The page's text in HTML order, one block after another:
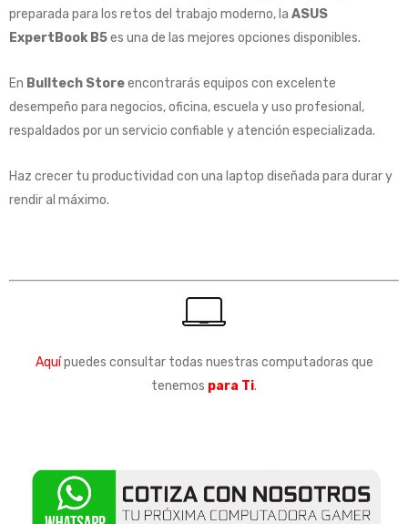
preparada para los retos del trabajo moderno, la ASUS
ExpertBook B5es una de las mejores opciones disponibles.
En Bulltech Storeencontrarás equipos con excelente
desempeño para negocios, oficina, escuela y uso profesional,
respaldados por un servicio confiable y atención especializada.
Haz crecer tu productividad con una laptop diseñada para durar y
rendir al máximo.
Aquípuedes consultar todas nuestras computadoras que
tenemos para Ti.